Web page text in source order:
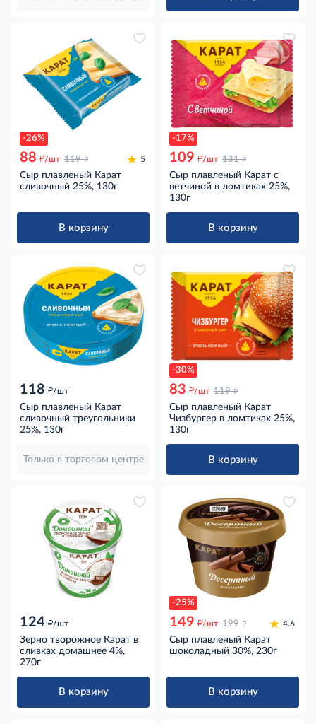
-26%
88 д/шт 119 д 5
Сыр плавленый Карат
сливочный 25%, 130г
В корзину
-17%
109 д/шт 131 д
Сыр плавленый Карат с
ветчиной в ломтиках 25%,
130г
В корзину
118 д/шт
Сыр плавленый Карат
сливочный треугольники
25%, 130г
Только в торговом центре
-30%
83 д/шт 119 д
Сыр плавленый Карат
Чизбургер в ломтиках 25%,
130г
В корзину
124 д/шт
Зерно творожное Карат в
сливках домашнее 4%,
270г
В корзину
-25%
149 д/шт 199 д 4.6
Сыр плавленый Карат
шоколадный 30%, 230г
В корзину